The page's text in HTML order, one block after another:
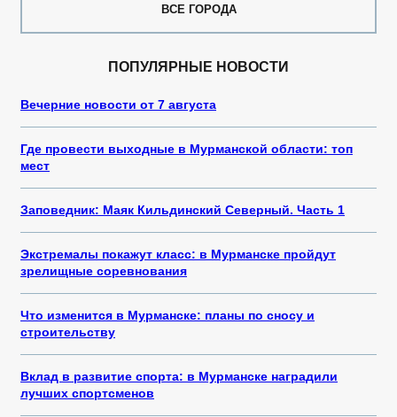
ВСЕ ГОРОДА
ПОПУЛЯРНЫЕ НОВОСТИ
Вечерние новости от 7 августа
Где провести выходные в Мурманской области: топ
мест
Заповедник: Маяк Кильдинский Северный. Часть 1
Экстремалы покажут класс: в Мурманске пройдут
зрелищные соревнования
Что изменится в Мурманске: планы по сносу и
строительству
Вклад в развитие спорта: в Мурманске наградили
лучших спортсменов